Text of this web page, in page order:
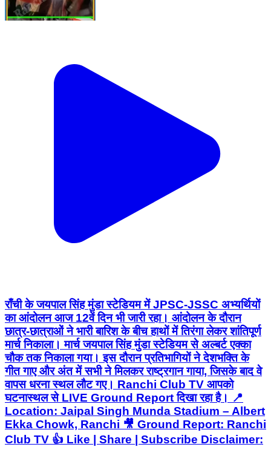
राँची के जयपाल सिंह मुंडा स्टेडियम में JPSC-JSSC अभ्यर्थियों
का आंदोलन आज 12वें दिन भी जारी रहा। आंदोलन के दौरान
छात्र-छात्राओं ने भारी बारिश के बीच हाथों में तिरंगा लेकर शांतिपूर्ण
मार्च निकाला। मार्च जयपाल सिंह मुंडा स्टेडियम से अल्बर्ट एक्का
चौक तक निकाला गया। इस दौरान प्रतिभागियों ने देशभक्ति के
गीत गाए और अंत में सभी ने मिलकर राष्ट्रगान गाया, जिसके बाद वे
वापस धरना स्थल लौट गए। Ranchi Club TV आपको
घटनास्थल से LIVE Ground Report दिखा रहा है। 📍
Location: Jaipal Singh Munda Stadium – Albert
Ekka Chowk, Ranchi 🎥 Ground Report: Ranchi
Club TV 👍 Like | Share | Subscribe Disclaimer: